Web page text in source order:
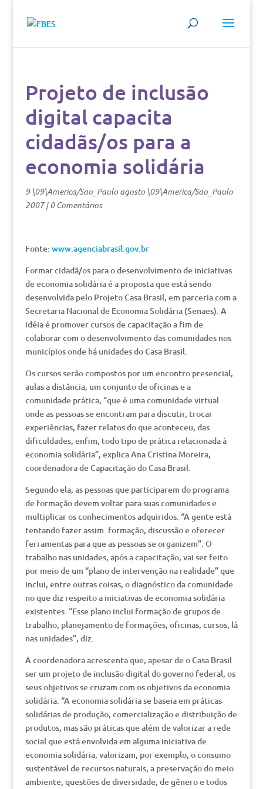
Projeto de inclusão
digital capacita
cidadãs/os para a
economia solidária
9 \09\America/Sao_Paulo agosto \09\America/Sao_Paulo
2007|0 Comentários
Fonte: www.agenciabrasil.gov.br
Formar cidadã/os para o desenvolvimento de iniciativas
de economia solidária é a proposta que está sendo
desenvolvida pelo Projeto Casa Brasil, em parceria com a
Secretaria Nacional de Economia Solidária (Senaes). A
idéia é promover cursos de capacitação a fim de
colaborar com o desenvolvimento das comunidades nos
municípios onde há unidades do Casa Brasil.
Os cursos serão compostos por um encontro presencial,
aulas a distância, um conjunto de oficinas e a
comunidade prática, “que é uma comunidade virtual
onde as pessoas se encontram para discutir, trocar
experiências, fazer relatos do que aconteceu, das
dificuldades, enfim, todo tipo de prática relacionada à
economia solidária”, explica Ana Cristina Moreira,
coordenadora de Capacitação do Casa Brasil.
Segundo ela, as pessoas que participarem do programa
de formação devem voltar para suas comunidades e
multiplicar os conhecimentos adquiridos. “A gente está
tentando fazer assim: formação, discussão e oferecer
ferramentas para que as pessoas se organizem”. O
trabalho nas unidades, após a capacitação, vai ser feito
por meio de um “plano de intervenção na realidade” que
inclui, entre outras coisas, o diagnóstico da comunidade
no que diz respeito a iniciativas de economia solidária
existentes. “Esse plano inclui formação de grupos de
trabalho, planejamento de formações, oficinas, cursos, lá
nas unidades”, diz.
A coordenadora acrescenta que, apesar de o Casa Brasil
ser um projeto de inclusão digital do governo federal, os
seus objetivos se cruzam com os objetivos da economia
solidária. “A economia solidária se baseia em práticas
solidárias de produção, comercialização e distribuição de
produtos, mas são práticas que além de valorizar a rede
social que está envolvida em alguma iniciativa de
economia solidária, valorizam, por exemplo, o consumo
sustentável de recursos naturais, a preservação do meio
ambiente, questões de diversidade, de gênero e todos